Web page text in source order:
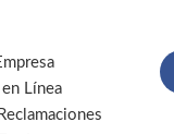
Línea